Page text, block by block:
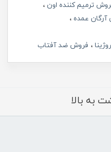
ترمیم کننده اون
عمده
فروش ضد آفتاب
به بالا